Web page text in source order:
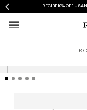
RECIBE 10% OFF